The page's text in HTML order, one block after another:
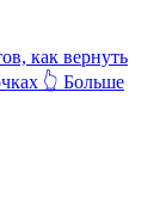
как вернуть
👆 Больше